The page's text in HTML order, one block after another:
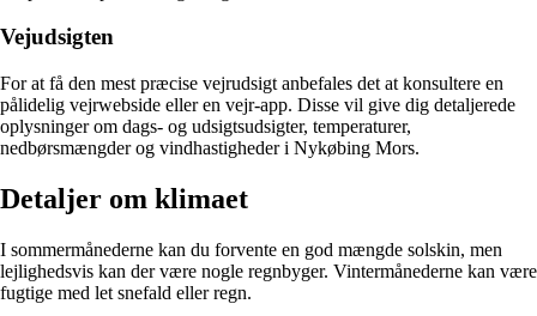
Vejudsigten
For at få den mest præcise vejrudsigt anbefales det at konsultere en
pålidelig vejrwebside eller en vejr-app. Disse vil give dig detaljerede
oplysninger om dags- og udsigtsudsigter, temperaturer,
nedbørsmængder og vindhastigheder i Nykøbing Mors.
Detaljer om klimaet
I sommermånederne kan du forvente en god mængde solskin, men
lejlighedsvis kan der være nogle regnbyger. Vintermånederne kan være
fugtige med let snefald eller regn.